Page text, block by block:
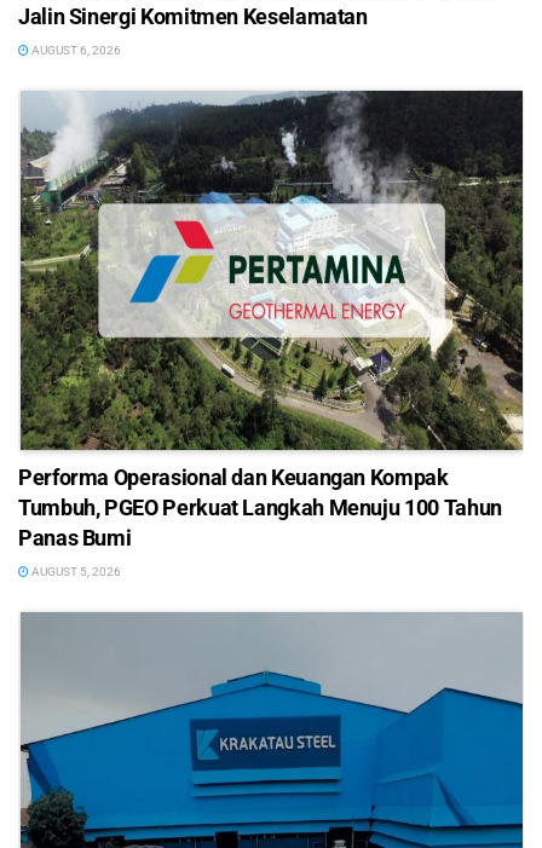
Jalin Sinergi Komitmen Keselamatan
AUGUST 6, 2026
Performa Operasional dan Keuangan Kompak
Tumbuh, PGEO Perkuat Langkah Menuju 100 Tahun
Panas Bumi
AUGUST 5, 2026